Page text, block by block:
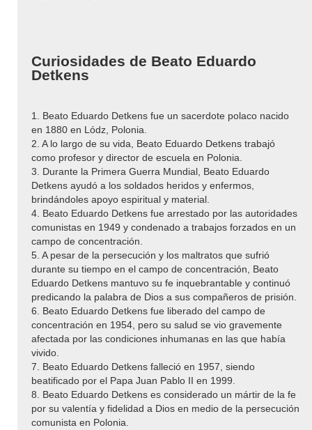
Curiosidades de Beato Eduardo
Detkens
1. Beato Eduardo Detkens fue un sacerdote polaco nacido
en 1880 en Lódz, Polonia.
2. A lo largo de su vida, Beato Eduardo Detkens trabajó
como profesor y director de escuela en Polonia.
3. Durante la Primera Guerra Mundial, Beato Eduardo
Detkens ayudó a los soldados heridos y enfermos,
brindándoles apoyo espiritual y material.
4. Beato Eduardo Detkens fue arrestado por las autoridades
comunistas en 1949 y condenado a trabajos forzados en un
campo de concentración.
5. A pesar de la persecución y los maltratos que sufrió
durante su tiempo en el campo de concentración, Beato
Eduardo Detkens mantuvo su fe inquebrantable y continuó
predicando la palabra de Dios a sus compañeros de prisión.
6. Beato Eduardo Detkens fue liberado del campo de
concentración en 1954, pero su salud se vio gravemente
afectada por las condiciones inhumanas en las que había
vivido.
7. Beato Eduardo Detkens falleció en 1957, siendo
beatificado por el Papa Juan Pablo II en 1999.
8. Beato Eduardo Detkens es considerado un mártir de la fe
por su valentía y fidelidad a Dios en medio de la persecución
comunista en Polonia.